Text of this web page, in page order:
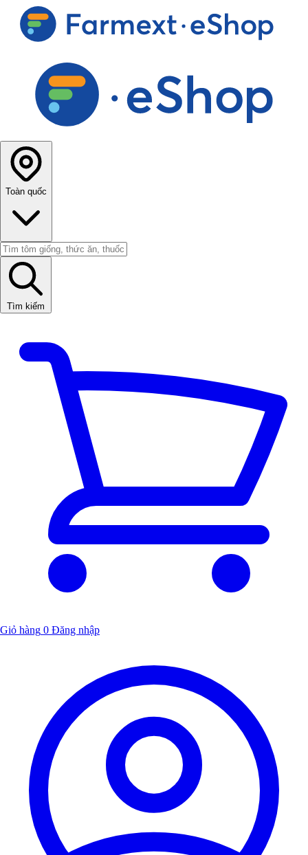
Toàn quốc
Tìm kiếm
Giỏ hàng 0 Đăng nhập